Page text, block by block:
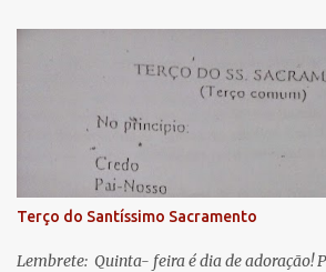
lágrimas. Eia, pois, Advogada nossa, estes
misericordiosos a nós volvei, e depois deste
Jesus. Bendito é o fruto do vosso ventre, ó
doce e sempre Virgem Maria. Rogai por nós
Para que sejamos dignos das promessas de
Terço do Santíssimo Sacramento
Lembrete: Quinta- feira é dia de adoração!